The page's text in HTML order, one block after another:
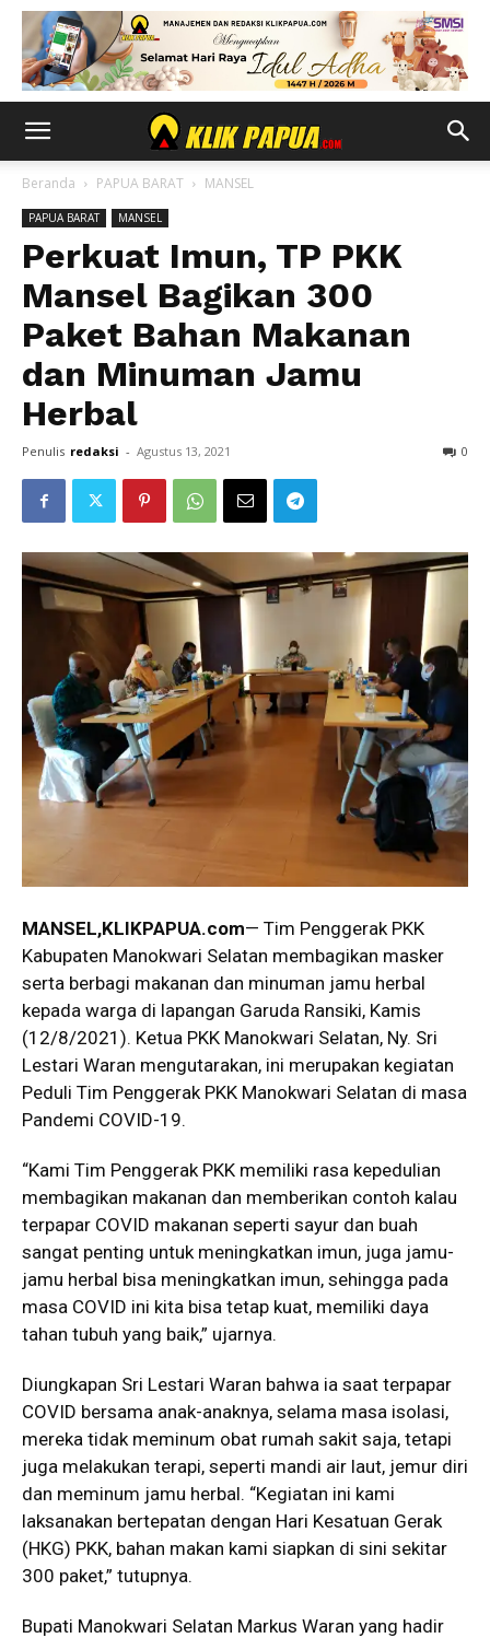
Beranda PAPUA BARAT MANSEL
PAPUA BARAT MANSEL
Perkuat Imun, TP PKK
Mansel Bagikan 300
Paket Bahan Makanan
dan Minuman Jamu
Herbal
Penulis redaksi - Agustus 13, 2021 0
MANSEL,KLIKPAPUA.com— Tim Penggerak PKK
Kabupaten Manokwari Selatan membagikan masker
serta berbagi makanan dan minuman jamu herbal
kepada warga di lapangan Garuda Ransiki, Kamis
(12/8/2021). Ketua PKK Manokwari Selatan, Ny. Sri
Lestari Waran mengutarakan, ini merupakan kegiatan
Peduli Tim Penggerak PKK Manokwari Selatan di masa
Pandemi COVID-19.
“Kami Tim Penggerak PKK memiliki rasa kepedulian
membagikan makanan dan memberikan contoh kalau
terpapar COVID makanan seperti sayur dan buah
sangat penting untuk meningkatkan imun, juga jamu-
jamu herbal bisa meningkatkan imun, sehingga pada
masa COVID ini kita bisa tetap kuat, memiliki daya
tahan tubuh yang baik,” ujarnya.
Diungkapan Sri Lestari Waran bahwa ia saat terpapar
COVID bersama anak-anaknya, selama masa isolasi,
mereka tidak meminum obat rumah sakit saja, tetapi
juga melakukan terapi, seperti mandi air laut, jemur diri
dan meminum jamu herbal. “Kegiatan ini kami
laksanakan bertepatan dengan Hari Kesatuan Gerak
(HKG) PKK, bahan makan kami siapkan di sini sekitar
300 paket,” tutupnya.
Bupati Manokwari Selatan Markus Waran yang hadir